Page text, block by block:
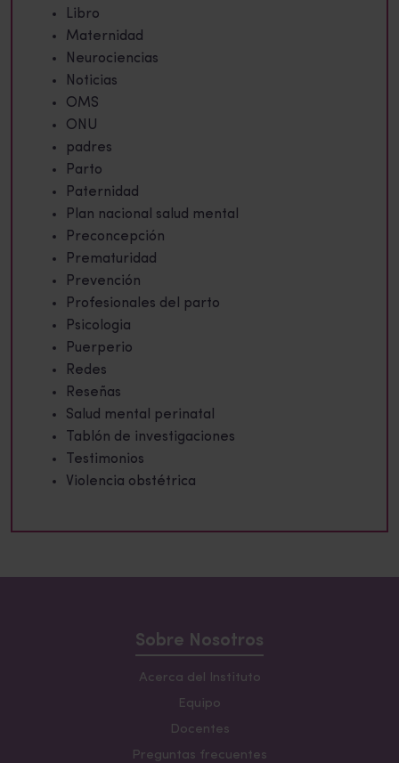
Libro
Maternidad
Neurociencias
Noticias
OMS
ONU
padres
Parto
Paternidad
Plan nacional salud mental
Preconcepción
Prematuridad
Prevención
Profesionales del parto
Psicologia
Puerperio
Redes
Reseñas
Salud mental perinatal
Tablón de investigaciones
Testimonios
Violencia obstétrica
Sobre Nosotros
Acerca del Instituto
Equipo
Docentes
Preguntas frecuentes